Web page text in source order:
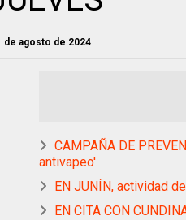
de agosto de 2024
CAMPAÑA DE
antivapeo'.
EN JUNÍN, actividad
EN CITA CON